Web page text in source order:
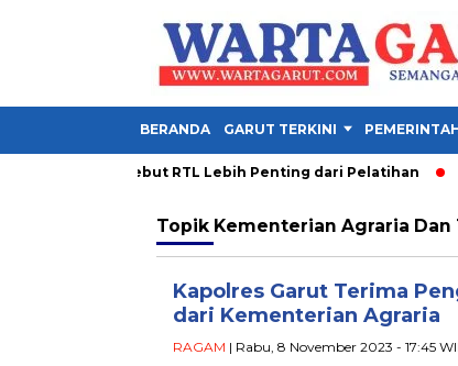
BERANDA GARUT TERKINI
PDM Garut Sebut RTL Lebih Penting dari Pelatihan
Topik Kementerian Agraria Dan
Kapolres Garut Terima
dari Kementerian Agraria
RAGAM | Rabu, 8 November 2023 - 17:45